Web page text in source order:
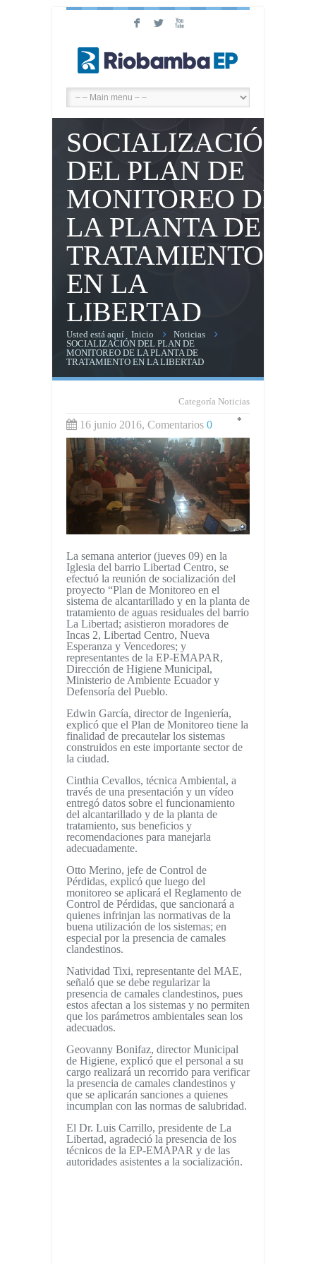
F L X
SOCIALIZACIÓN
DEL PLAN DE
MONITOREO DE
LA PLANTA DE
TRATAMIENTO
EN LA
LIBERTAD
Usted está aquí Inicio
Noticias
SOCIALIZACIÓN DEL PLAN DE
MONITOREO DE LA PLANTA DE
TRATAMIENTO EN LA LIBERTAD
Categoría Noticias
16 junio 2016, Comentarios 0
La semana anterior (jueves 09) en la
Iglesia del barrio Libertad Centro, se
efectuó la reunión de socialización del
proyecto “Plan de Monitoreo en el
sistema de alcantarillado y en la planta de
tratamiento de aguas residuales del barrio
La Libertad; asistieron moradores de
Incas 2, Libertad Centro, Nueva
Esperanza y Vencedores; y
representantes de la EP-EMAPAR,
Dirección de Higiene Municipal,
Ministerio de Ambiente Ecuador y
Defensoría del Pueblo.
Edwin García, director de Ingeniería,
explicó que el Plan de Monitoreo tiene la
finalidad de precautelar los sistemas
construidos en este importante sector de
la ciudad.
Cinthia Cevallos, técnica Ambiental, a
través de una presentación y un vídeo
entregó datos sobre el funcionamiento
del alcantarillado y de la planta de
tratamiento, sus beneficios y
recomendaciones para manejarla
adecuadamente.
Otto Merino, jefe de Control de
Pérdidas, explicó que luego del
monitoreo se aplicará el Reglamento de
Control de Pérdidas, que sancionará a
quienes infrinjan las normativas de la
buena utilización de los sistemas; en
especial por la presencia de camales
clandestinos.
Natividad Tixi, representante del MAE,
señaló que se debe regularizar la
presencia de camales clandestinos, pues
estos afectan a los sistemas y no permiten
que los parámetros ambientales sean los
adecuados.
Geovanny Bonifaz, director Municipal
de Higiene, explicó que el personal a su
cargo realizará un recorrido para verificar
la presencia de camales clandestinos y
que se aplicarán sanciones a quienes
incumplan con las normas de salubridad.
El Dr. Luis Carrillo, presidente de La
Libertad, agradeció la presencia de los
técnicos de la EP-EMAPAR y de las
autoridades asistentes a la socialización.
*